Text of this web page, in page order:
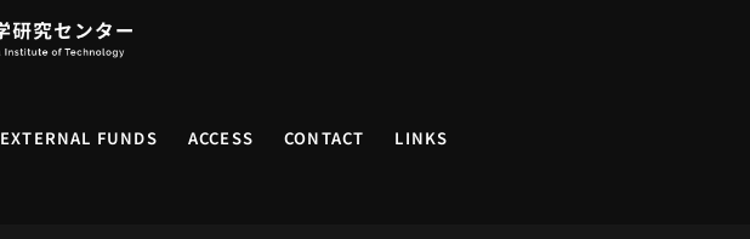
EXTERNAL FUNDS ACCESS CONTACT LINKS